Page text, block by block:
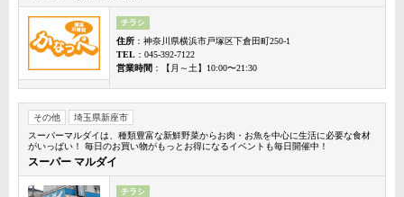
チラシ
住所 ：神奈川県横浜市戸塚区下倉田町250-1
TEL ：045-392-7122
営業時間 ：【月～土】10:00〜21:30
その他
埼玉県新座市
スーパーマルダイは、種類豊富な新鮮野菜からお肉・お魚を中心に生活に必要な食材
がいっぱい！ 毎日のお買い物がもっとお得になるイベントも毎日開催中！
スーパー マルダイ
チラシ